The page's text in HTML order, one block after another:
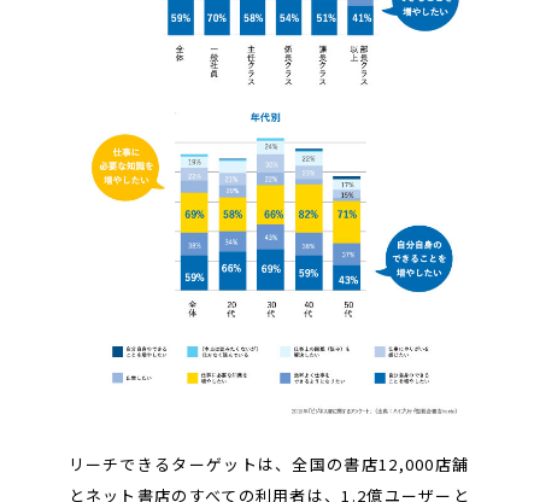
リーチできるターゲットは、全国の書店12,000店舗
とネット書店のすべての利用者は、1.2億ユーザーと